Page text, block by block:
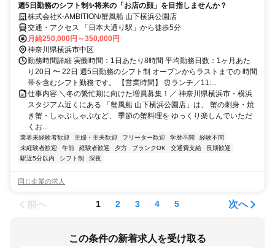
週5日勤務のシフト制✨将来の「お店の顔」を目指しませんか？
株式会社K-AMBITION/蟹風船 山下横浜公園店
交通・アクセス 「日本大通り駅」から徒歩5分
月給250,000円～350,000円
神奈川県横浜市中区
勤務時間詳細 実働時間：1日あたり8時間 平均勤務日数：1ヶ月あた
り20日 〜 22日 週5日勤務のシフト制 オープンからラストまでの 時間
帯を含むシフト勤務です。 【営業時間】 ⏰ランチ／11:...
仕事内容 ＼冬の繁忙期に向けた増員募集！／ 神奈川県横浜市・横浜
スタジアム近くにある 「蟹風船 山下横浜公園店」は、 蟹の刺身・焼
き蟹・しゃぶしゃぶなど、 季節の蟹料理を ゆっくり楽しんでいただ
くお...
業界未経験者歓迎 主婦・主夫歓迎 フリーター歓迎 学歴不問
経験不問
未経験者歓迎
午前 経験者歓迎 夕方 ブランクOK 交通費支給
長期歓迎
駅近5分以内
シフト制 深夜
同じ企業の求人
前へ 1 2 3 4 5 次へ
この条件の新着求人を受け取る